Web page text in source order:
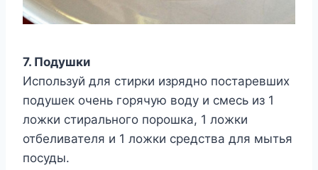
7. Подушки
Используй для стирки изрядно постаревших
подушек очень горячую воду и смесь из 1
ложки стирального порошка, 1 ложки
отбеливателя и 1 ложки средства для мытья
посуды.